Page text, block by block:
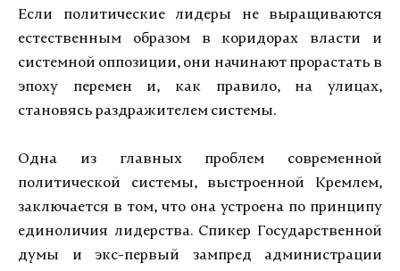
Если политические лидеры не выращиваются
естественным образом в коридорах власти и
системной оппозиции, они начинают прорастать в
эпоху перемен и, как правило, на улицах,
становясь раздражителем системы.
Одна из главных проблем современной
политической системы, выстроенной Кремлем,
заключается в том, что она устроена по принципу
единоличия лидерства. Спикер Государственной
думы и экс-первый зампред администрации